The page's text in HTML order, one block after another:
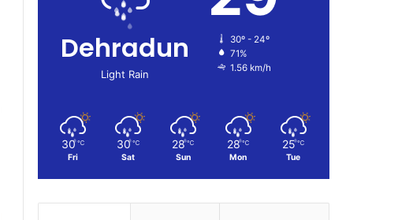
Dehradun
Light Rain
30º - 24º
71%
1.56 km/h
30 ℃
Fri
30 ℃
Sat
28 ℃
Sun
28 ℃
Mon
25 ℃
Tue